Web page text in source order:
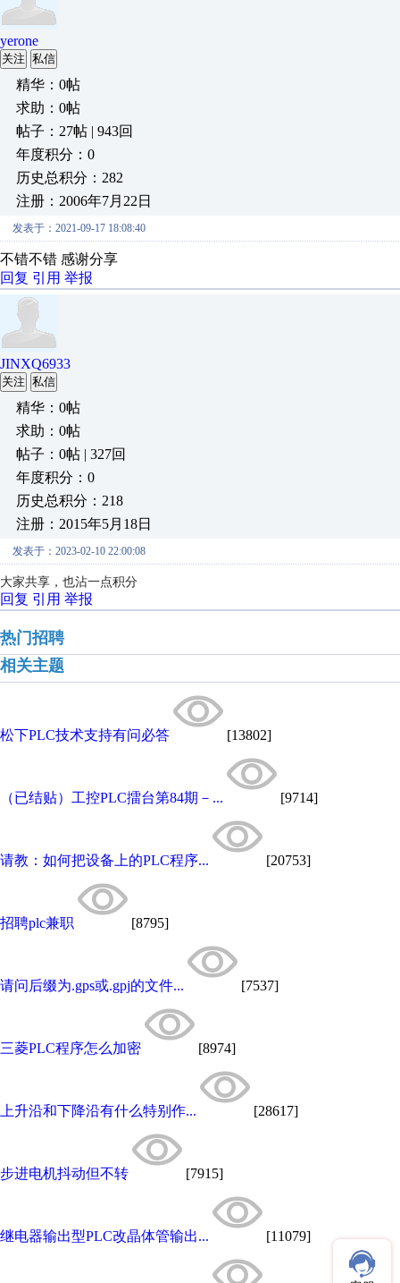
yerone
关注 私信
精华：0帖
求助：0帖
帖子：27帖 | 943回
年度积分：0
历史总积分：282
注册：2006年7月22日
发表于：2021-09-17 18:08:40
不错不错 感谢分享
回复 引用 举报
JINXQ6933
关注 私信
精华：0帖
求助：0帖
帖子：0帖 | 327回
年度积分：0
历史总积分：218
注册：2015年5月18日
发表于：2023-02-10 22:00:08
大家共享，也沾一点积分
回复 引用 举报
热门招聘
相关主题
松下PLC技术支持有问必答 [13802]
（已结贴）工控PLC擂台第84期－... [9714]
请教：如何把设备上的PLC程序... [20753]
招聘plc兼职 [8795]
请问后缀为.gps或.gpj的文件... [7537]
三菱PLC程序怎么加密 [8974]
上升沿和下降沿有什么特别作... [28617]
步进电机抖动但不转 [7915]
继电器输出型PLC改晶体管输出... [11079]